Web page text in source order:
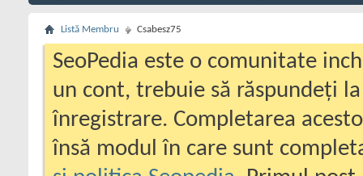
Listă Membru Csabesz75
SeoPedia este o comunitate
un cont, trebuie să răspundeți
înregistrare. Completarea
însă modul în care sunt